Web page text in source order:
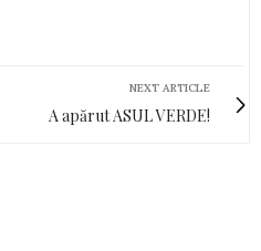
NEXT ARTICLE
A apărut ASUL VERDE!